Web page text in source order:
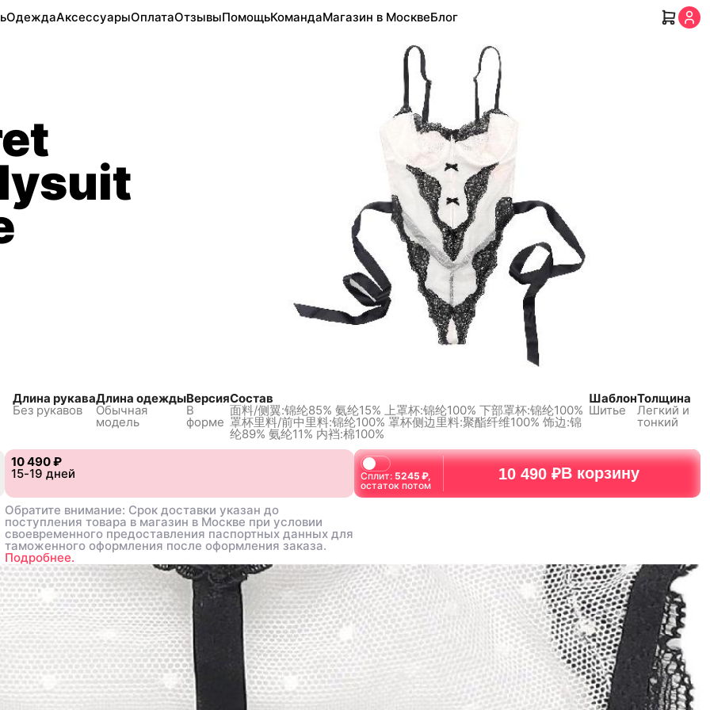
ОдеждаАксессуарыОплатаОтзывыПомощьКомандаМагазин в МосквеБлог
Длина рукава
Без рукавов
Длина одежды
Обычная
модель
Версия
В
форме
Состав
面料/侧翼:锦纶85% 氨纶15% 上罩杯:锦纶100% 下部罩杯:锦纶100%
罩杯里料/前中里料:锦纶100% 罩杯侧边里料:聚酯纤维100% 饰边:锦
纶89% 氨纶11% 内裆:棉100%
Шаблон
Шитье
Толщина
Легкий и
тонкий
10 490 ₽
15-19 дней
Обратите внимание: Срок доставки указан до
поступления товара в магазин в Москве при условии
своевременного предоставления паспортных данных для
таможенного оформления после оформления заказа.
Подробнее.
10 490 ₽
15-19 дней
Обратите внимание: Срок доставки указан до
поступления товара в магазин в Москве при условии
своевременного предоставления паспортных данных для
таможенного оформления после оформления заказа.
Подробнее.
Сплит: 5245 ₽,
остаток потом
10 490 ₽В корзину